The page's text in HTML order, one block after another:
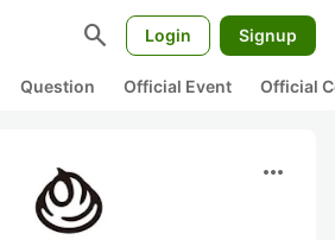
search Login Signup
Question Official Event Official
more_horiz